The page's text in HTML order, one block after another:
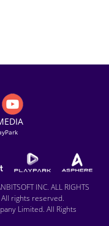
INC. ALL RIGHTS
All rights reserved.
Limited. All Rights